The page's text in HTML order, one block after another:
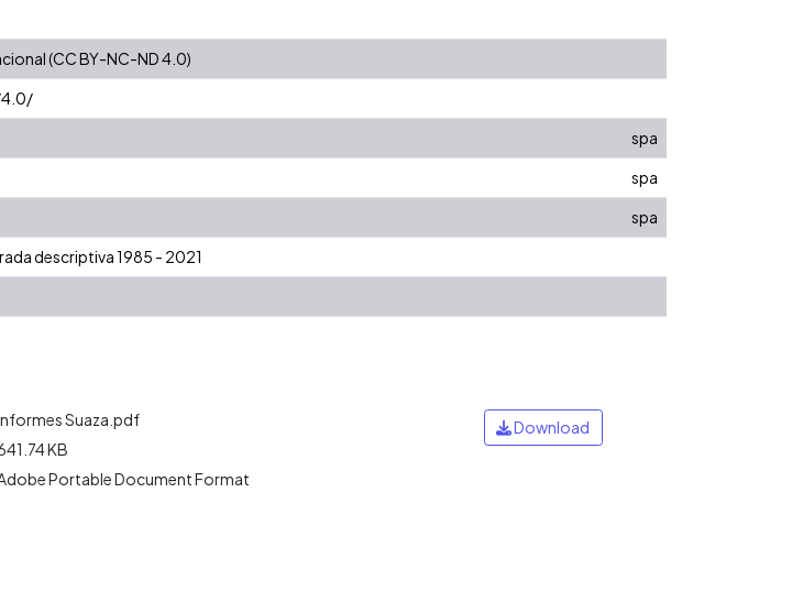
(CC BY-NC-ND 4.0)
spa
spa
spa
descriptiva 1985 - 2021
Suaza.pdf
KB
Portable Document Format
Download